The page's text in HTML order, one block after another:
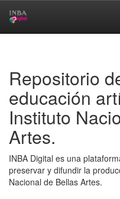
Repositorio
educación
Instituto
Artes.
INBA Digital es una
preservar y difundir la
Nacional de Bellas Artes.